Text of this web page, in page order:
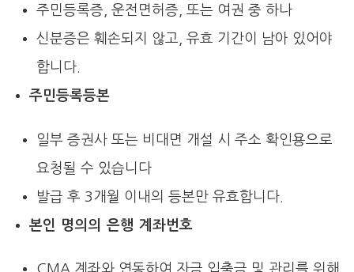
주민등록증, 운전면허증, 또는 여권 중 하나
신분증은 훼손되지 않고, 유효 기간이 남아 있어야
합니다.
주민등록등본
일부 증권사 또는 비대면 개설 시 주소 확인용으로
요청될 수 있습니다
발급 후 3개월 이내의 등본만 유효합니다.
본인 명의의 은행 계좌번호
CMA 계좌와 연동하여 자금 입출금 및 관리를 위해